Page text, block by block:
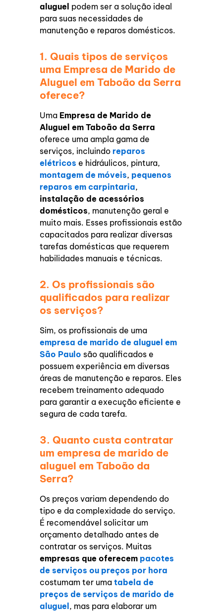
aluguel podem ser a solução ideal
para suas necessidades de
manutenção e reparos domésticos.
1. Quais tipos de serviços
uma Empresa de Marido de
Aluguel em Taboão da Serra
oferece?
Uma Empresa de Marido de
Aluguel em Taboão da Serra
oferece uma ampla gama de
serviços, incluindo reparos
elétricos e hidráulicos, pintura,
montagem de móveis, pequenos
reparos em carpintaria,
instalação de acessórios
domésticos, manutenção geral e
muito mais. Esses profissionais estão
capacitados para realizar diversas
tarefas domésticas que requerem
habilidades manuais e técnicas.
2. Os profissionais são
qualificados para realizar
os serviços?
Sim, os profissionais de uma
empresa de marido de aluguel em
São Paulo são qualificados e
possuem experiência em diversas
áreas de manutenção e reparos. Eles
recebem treinamento adequado
para garantir a execução eficiente e
segura de cada tarefa.
3. Quanto custa contratar
um empresa de marido de
aluguel em Taboão da
Serra?
Os preços variam dependendo do
tipo e da complexidade do serviço.
É recomendável solicitar um
orçamento detalhado antes de
contratar os serviços. Muitas
empresas que oferecem pacotes
de serviços ou preços por hora
costumam ter umatabela de
preços de serviços de marido de
aluguel, mas para elaborar um